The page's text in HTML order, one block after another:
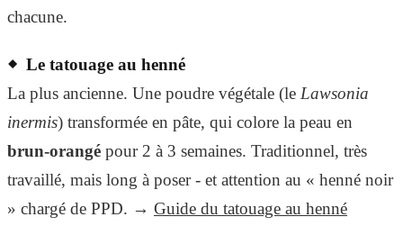
chacune.
Le tatouage au henné
La plus ancienne. Une poudre végétale (le Lawsonia
inermis) transformée en pâte, qui colore la peau en
brun-orangé pour 2 à 3 semaines. Traditionnel, très
travaillé, mais long à poser - et attention au « henné noir
» chargé de PPD. → Guide du tatouage au henné